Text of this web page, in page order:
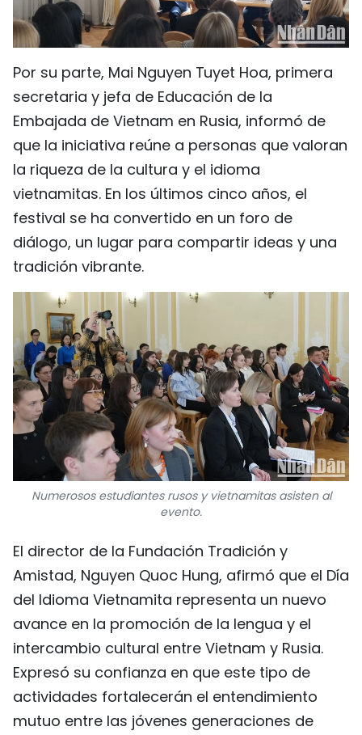
Por su parte, Mai Nguyen Tuyet Hoa, primera
secretaria y jefa de Educación de la
Embajada de Vietnam en Rusia, informó de
que la iniciativa reúne a personas que valoran
la riqueza de la cultura y el idioma
vietnamitas. En los últimos cinco años, el
festival se ha convertido en un foro de
diálogo, un lugar para compartir ideas y una
tradición vibrante.
Numerosos estudiantes rusos y vietnamitas asisten al
evento.
El director de la Fundación Tradición y
Amistad, Nguyen Quoc Hung, afirmó que el Día
del Idioma Vietnamita representa un nuevo
avance en la promoción de la lengua y el
intercambio cultural entre Vietnam y Rusia.
Expresó su confianza en que este tipo de
actividades fortalecerán el entendimiento
mutuo entre las jóvenes generaciones de